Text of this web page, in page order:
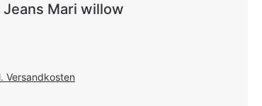
Jeans Mari willow
Versandkosten